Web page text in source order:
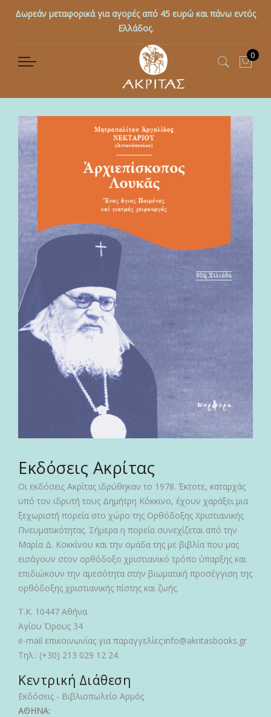
Δωρεάν μεταφορικά για αγορές από 45 ευρώ και πάνω εντός
Ελλάδος.
0
Εκδόσεις Ακρίτας
Οι εκδόσεις Ακρίτας ιδρύθηκαν το 1978. Έκτοτε, καταρχάς
υπό τον ιδρυτή τους Δημήτρη Κόκκινο, έχουν χαράξει μια
ξεχωριστή πορεία στο χώρο της Ορθόδοξης Χριστιανικής
Πνευματικότητας. Σήμερα η πορεία συνεχίζεται από την
Μαρία Δ. Κοκκίνου και την ομάδα της με βιβλία που μας
εισάγουν στον ορθόδοξο χριστιανικό τρόπο ύπαρξης και
επιδιώκουν την αμεσότητα στην βιωματική προσέγγιση της
ορθόδοξης χριστιανικής πίστης και ζωής.
Τ.Κ. 10447 Αθήνα
Αγίου Όρους 34
e-mail επικοινωνίας για παραγγελίες:info@akritasbooks.gr
Τηλ.: (+30) 213 029 12 24
Κεντρική Διάθεση
Εκδόσεις - Βιβλιοπωλείο Αρμός
ΑΘΗΝΑ: